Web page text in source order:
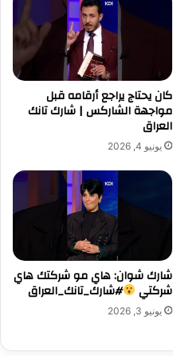
كان يحتاج يراجع أرقامه قبل
مواجهة الشاركس | شارك تانك
العراق
يونيو 4, 2026
شارك شوان: هاي مو شركتك هاي
شركتي #شارك_تانك_العراق
يونيو 3, 2026